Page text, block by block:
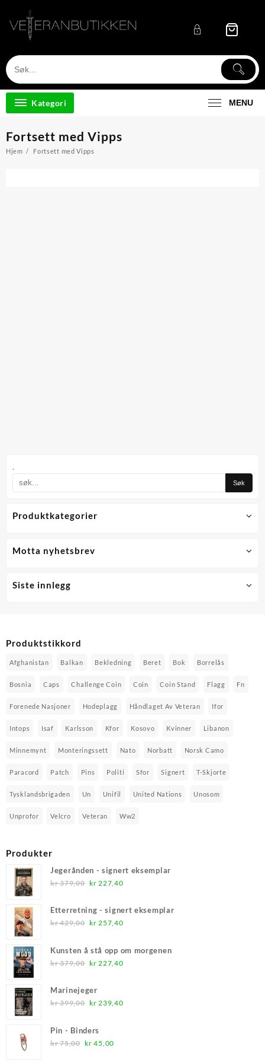
content
Kategori MENU
.
Produktkategorier
Motta nyhetsbrev
Siste innlegg
Fortsett med Vipps
Hjem Fortsett med Vipps
Produktstikkord
Afghanistan Balkan Bekledning Beret Bok Borrelås
Bosnia Caps Challenge Coin Coin Coin Stand Flagg Fn
Forenede Nasjoner Hodeplagg Håndlaget Av Veteran Ifor
Intops Isaf Karlsson Kfor Kosovo Kvinner Libanon
Minnemynt Monteringssett Nato Norbatt Norsk Camo
Paracord Patch Pins Politi Sfor Signert T-Skjorte
Tysklandsbrigaden Un Unifil United Nations Unosom
Unprofor Velcro Veteran Ww2
Produkter
Jegerånden - signert eksemplar
kr379,00 Opprinnelig
var:
kr 379,00.
kr 227,40Nåværende
er:
Etterretning - signert eksemplar
kr429,00 Opprinnelig
var:
kr 429,00.
kr 257,40Nåværende
er:
Kunsten å stå opp om morgenen
kr379,00 Opprinnelig
var:
kr 379,00.
kr 227,40Nåværende
Marinejeger
kr399,00 Opprinnelig
var:
kr 399,00.
kr 239,40Nåværende
Pin - Binders
kr75,00 Opprinnelig
kr 45,00Nåværende